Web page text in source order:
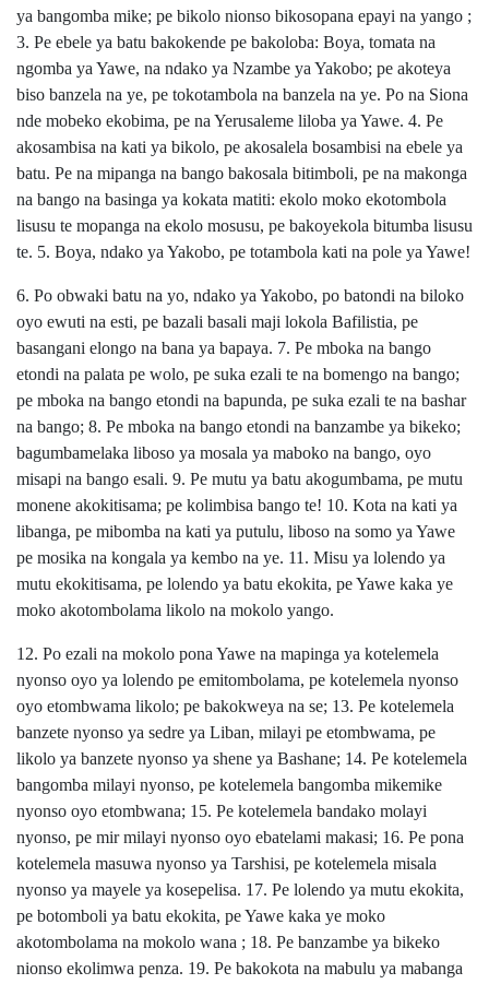
ya bangomba mike; pe bikolo nionso bikosopana epayi na yango ;
3. Pe ebele ya batu bakokende pe bakoloba: Boya, tomata na
ngomba ya Yawe, na ndako ya Nzambe ya Yakobo; pe akoteya
biso banzela na ye, pe tokotambola na banzela na ye. Po na Siona
nde mobeko ekobima, pe na Yerusaleme liloba ya Yawe. 4. Pe
akosambisa na kati ya bikolo, pe akosalela bosambisi na ebele ya
batu. Pe na mipanga na bango bakosala bitimboli, pe na makonga
na bango na basinga ya kokata matiti: ekolo moko ekotombola
lisusu te mopanga na ekolo mosusu, pe bakoyekola bitumba lisusu
te. 5. Boya, ndako ya Yakobo, pe totambola kati na pole ya Yawe!
6. Po obwaki batu na yo, ndako ya Yakobo, po batondi na biloko
oyo ewuti na esti, pe bazali basali maji lokola Bafilistia, pe
basangani elongo na bana ya bapaya. 7. Pe mboka na bango
etondi na palata pe wolo, pe suka ezali te na bomengo na bango;
pe mboka na bango etondi na bapunda, pe suka ezali te na bashar
na bango; 8. Pe mboka na bango etondi na banzambe ya bikeko;
bagumbamelaka liboso ya mosala ya maboko na bango, oyo
misapi na bango esali. 9. Pe mutu ya batu akogumbama, pe mutu
monene akokitisama; pe kolimbisa bango te! 10. Kota na kati ya
libanga, pe mibomba na kati ya putulu, liboso na somo ya Yawe
pe mosika na kongala ya kembo na ye. 11. Misu ya lolendo ya
mutu ekokitisama, pe lolendo ya batu ekokita, pe Yawe kaka ye
moko akotombolama likolo na mokolo yango.
12. Po ezali na mokolo pona Yawe na mapinga ya kotelemela
nyonso oyo ya lolendo pe emitombolama, pe kotelemela nyonso
oyo etombwama likolo; pe bakokweya na se; 13. Pe kotelemela
banzete nyonso ya sedre ya Liban, milayi pe etombwama, pe
likolo ya banzete nyonso ya shene ya Bashane; 14. Pe kotelemela
bangomba milayi nyonso, pe kotelemela bangomba mikemike
nyonso oyo etombwana; 15. Pe kotelemela bandako molayi
nyonso, pe mir milayi nyonso oyo ebatelami makasi; 16. Pe pona
kotelemela masuwa nyonso ya Tarshisi, pe kotelemela misala
nyonso ya mayele ya kosepelisa. 17. Pe lolendo ya mutu ekokita,
pe botomboli ya batu ekokita, pe Yawe kaka ye moko
akotombolama na mokolo wana ; 18. Pe banzambe ya bikeko
nionso ekolimwa penza. 19. Pe bakokota na mabulu ya mabanga